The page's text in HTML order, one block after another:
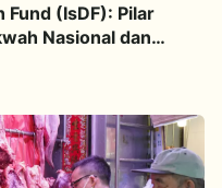
Fund (IsDF): Pilar
Nasional dan